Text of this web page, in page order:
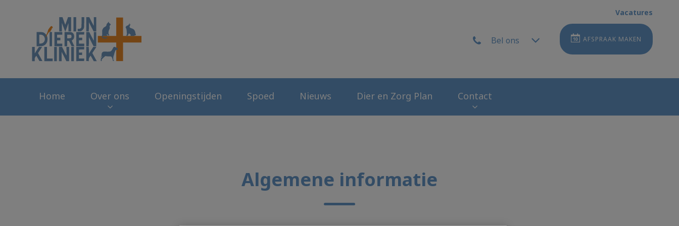
Vacatures
Bel ons AFSPRAAK MAKEN
Home Over ons Openingstijden Spoed Nieuws Dier en Zorg Plan Contact
Algemene informatie